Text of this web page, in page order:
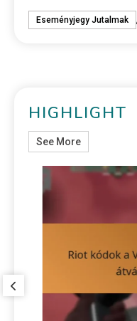
Eseményjegy Jutalmak
HIGHLIGHT
See More